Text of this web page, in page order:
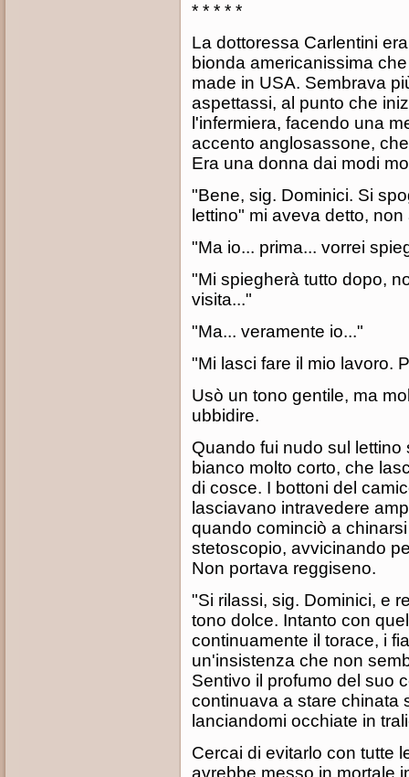
* * * * *
La dottoressa Carlentini
bionda americanissima
made in USA. Sembrava
aspettassi, al punto che
l'infermiera, facendo una
accento anglosassone,
Era una donna dai modi
"Bene, sig. Dominici. Si
lettino" mi aveva detto,
"Ma io... prima... vorrei
"Mi spiegherà tutto dopo,
visita..."
"Ma... veramente io..."
"Mi lasci fare il mio lavoro.
Usò un tono gentile, ma
ubbidire.
Quando fui nudo sul
bianco molto corto, che
di cosce. I bottoni del
lasciavano intravedere
quando cominciò a
stetoscopio, avvicinando
Non portava reggiseno.
"Si rilassi, sig. Dominici, e
tono dolce. Intanto con
continuamente il torace, i
un'insistenza che non
Sentivo il profumo del suo
continuava a stare chinata
lanciandomi occhiate in
Cercai di evitarlo con tutte
avrebbe messo in mortale